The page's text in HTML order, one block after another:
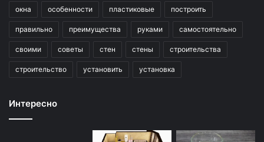
окна особенности пластиковые построить
правильно преимущества руками самостоятельно
своими советы стен стены строительства
строительство установить установка
Интересно